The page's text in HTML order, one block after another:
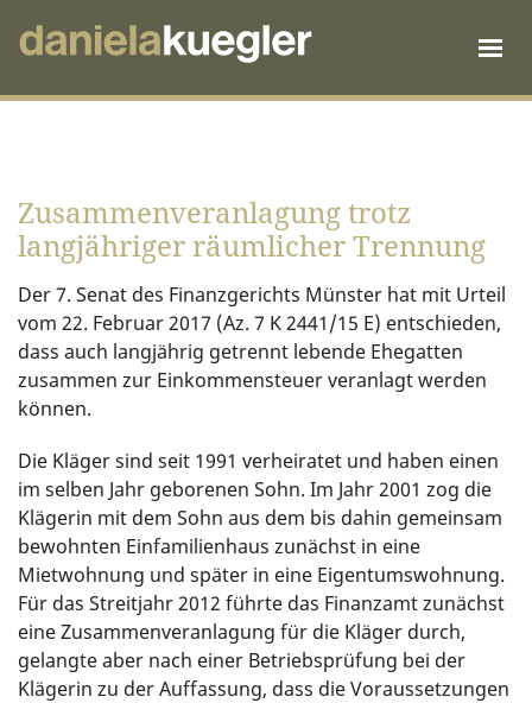
Zusammenveranlagung trotz
langjähriger räumlicher Trennung
Der 7. Senat des Finanzgerichts Münster hat mit Urteil
vom 22. Februar 2017 (Az. 7 K 2441/15 E) entschieden,
dass auch langjährig getrennt lebende Ehegatten
zusammen zur Einkommensteuer veranlagt werden
können.
Die Kläger sind seit 1991 verheiratet und haben einen
im selben Jahr geborenen Sohn. Im Jahr 2001 zog die
Klägerin mit dem Sohn aus dem bis dahin gemeinsam
bewohnten Einfamilienhaus zunächst in eine
Mietwohnung und später in eine Eigentumswohnung.
Für das Streitjahr 2012 führte das Finanzamt zunächst
eine Zusammenveranlagung für die Kläger durch,
gelangte aber nach einer Betriebsprüfung bei der
Klägerin zu der Auffassung, dass die Voraussetzungen